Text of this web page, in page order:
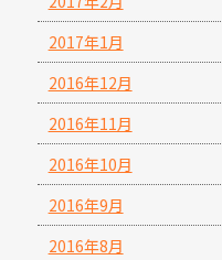
2017年1月
2016年12月
2016年11月
2016年10月
2016年9月
2016年8月